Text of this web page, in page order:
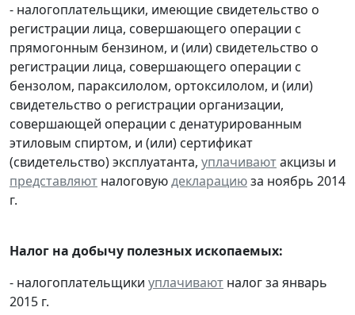
- налогоплательщики, имеющие свидетельство о
регистрации лица, совершающего операции с
прямогонным бензином, и (или) свидетельство о
регистрации лица, совершающего операции с
бензолом, параксилолом, ортоксилолом, и (или)
свидетельство о регистрации организации,
совершающей операции с денатурированным
этиловым спиртом, и (или) сертификат
(свидетельство) эксплуатанта, уплачиваютакцизы и
представляют налоговуюдекларациюза ноябрь 2014
г.
Налог на добычу полезных ископаемых:
- налогоплательщики уплачивают налог за январь
2015 г.